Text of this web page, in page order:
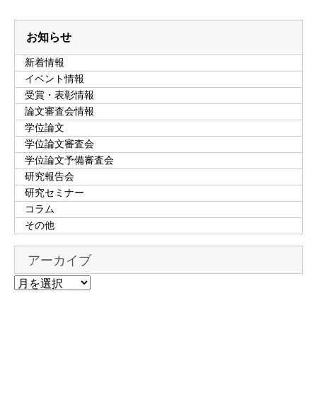
お知らせ
新着情報
イベント情報
受賞・表彰情報
論文審査会情報
学位論文
学位論文審査会
学位論文予備審査会
研究報告会
研究セミナー
コラム
その他
アーカイブ
ア